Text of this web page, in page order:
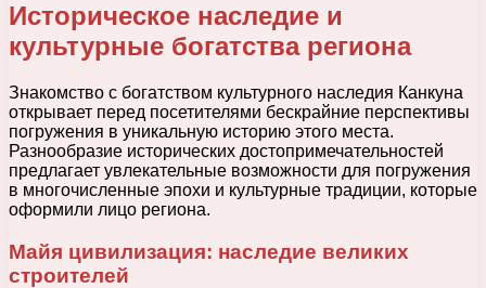
Историческое наследие и
культурные богатства региона
Знакомство с богатством культурного наследия Канкуна
открывает перед посетителями бескрайние перспективы
погружения в уникальную историю этого места.
Разнообразие исторических достопримечательностей
предлагает увлекательные возможности для погружения
в многочисленные эпохи и культурные традиции, которые
оформили лицо региона.
Майя цивилизация: наследие великих
строителей